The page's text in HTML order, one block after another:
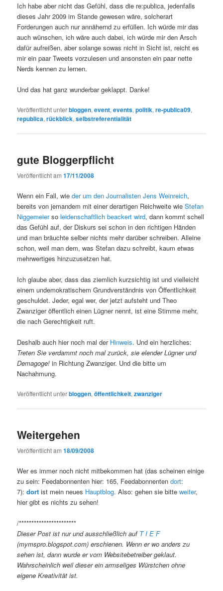
Ich habe aber nicht das Gefühl, dass die re:publica, jedenfalls
dieses Jahr 2009 im Stande gewesen wäre, solcherart
Forderungen auch nur annähernd zu erfüllen. Ich würde mir das
auch wünschen, ich wäre auch dabei, ich würde mir den Arsch
dafür aufreißen, aber solange sowas nicht in Sicht ist, reicht es
mir ein paar Tweets vorzulesen und ansonsten ein paar nette
Nerds kennen zu lernen.
Und das hat ganz wunderbar geklappt. Danke!
Veröffentlicht unterbloggen,event,events,politik,re-publica09,
republica,rückblick,selbstreferentialität
gute Bloggerpflicht
Veröffentlicht am17/11/2008
Wenn ein Fall, wieder um den Journalisten Jens Weinreich,
bereits von jemandem mit einer derartigen Reichweite wieStefan
Niggemeiersoleidenschaftlich beackert wird, dann kommt schell
das Gefühl auf, der Diskurs sei schon in den richtigen Händen
und man bräuchte selber nichts mehr darüber schreiben. Alleine
schon, weil man dem, was Stefan dazu schreibt, kaum etwas
mehrwertiges hinzuzusetzen hat.
Ich glaube aber, dass das ziemlich kurzsichtig ist und vielleicht
einem undemokratischem Grundverständnis von Öffentlichkeit
geschuldet. Jeder, egal wer, der jetzt aufsteht und Theo
Zwanziger öffentlich einen Lügner nennt, ist eine Stimme mehr,
die nach Gerechtigkeit ruft.
Deshalb auch hier noch mal der Hinweis. Und ein herzliches:
Treten Sie verdammt noch mal zurück, sie elender Lügner und
Demagoge! in Richtung Zwanziger. Und die bitte um
Nachahmung.
Veröffentlicht unterbloggen,öffentlichkeit,zwanziger
Weitergehen
Veröffentlicht am18/09/2008
Wer es immer noch nicht mitbekommen hat (das scheinen einige
zu sein: Feedabonnenten hier: 165, Feedabonnentendort:
7):dort ist mein neues Hauptblog. Also: gehen sie bitteweiter,
hier gibt es nichts zu sehen!
/***********************
Dieser Post ist nur und ausschließlich auf T I E F
(mymspro.blogspot.com) erschienen. Wenn er wo anders zu
sehen ist, dann wurde er vom Websitebetreiber geklaut.
Wahrscheinlich weil dieser ein armseliges Würstchen ohne
eigene Kreativität ist.